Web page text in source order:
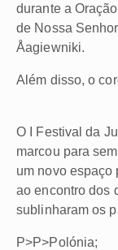
durante a
de Nossa
Åagiewniki.
Além disso, o
O I Festival da
marcou para
um novo espaço
ao encontro dos
sublinharam os
P>P>Polónia;